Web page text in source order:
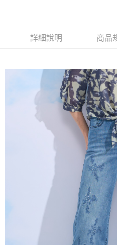
2.付款方式選擇「大哥付你分期」，訂
流程，驗證手機門號後，選擇欲分期
4.訂單成立30分鐘內，如未前往確認
消。如遇「轉專審核」未通過狀況，
1.分期款項不併入電信帳單，「大哥付
醒簡訊。
2.透過簡訊連結打開帳單後，可選擇「
帳／街口支付／iPASS MONEY」等通
1.本服務係由「台灣大哥大股份有限公
用戶於交易時，得透過本服務購買商
買賣價金債權讓與本公司後，依約使用
2.基於同意付款使用「大哥付你分期」
資料（包含姓名、電話或地址）提供
由本公司與您本人進行分期帳單所需資
3.完整用戶服務條款，請詳閱以下連結：
相關說明
１．簡單：不需註冊會員、不需綁卡、
２．便利：只要手機號碼，簡訊認證，
３．安心：先確認商品／服務後，再付
【「AFTEE先享後付」結帳流程】
１．於結帳方式選擇「AFTEE先享後
結帳頁面，進行簡訊認證並確認金額
２．訂單成立數日內，您將收到繳費通
３．收到繳費通知簡訊後14天內，點
ATM／網路銀行／等多元方式進行付款
※ 請注意：結帳手續完成當下不需立
購買商品的店家。未經商家同意取消
※ 交易是否成功請以「AFTEE先享後
是否繳費成功／繳費後需取消欲退款
https://
１．透過由恩沛科技股份有限公司提
全家取貨付款
每筆NT$120，滿NT$2,000(含以
7-11取貨付款
每筆NT$120，滿NT$2,000(含以
每筆NT$120，滿NT$2,000(含以
詳細說明 商品